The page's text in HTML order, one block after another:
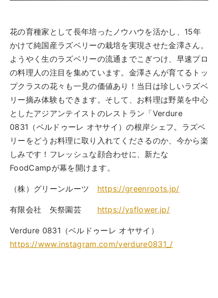
Food Camp（English）
BEST TABLE
ベストテーブル
トップ
ご予約
お問合せ
Best Table（English）
CATERING
ケータリング
トップ
実例一覧
お問合せ
花の育種家として長年培ったノウハウを活かし、15年
かけて純国産ラズベリーの栽培を実現させた金澤さん。
ようやく生のラズベリーの流通までこぎつけ、早速プロ
の料理人の注目を集めています。金澤さんが育てるトッ
プクラスの花々も一見の価値あり！当日は珍しいラズベ
リー摘み体験もできます。そして、お料理は野菜を中心
としたアジアンテイストのレストラン「Verdure
0831（ベルドゥーレ オヤサイ）の根岸シェフ。ラズベ
リーをどうお料理に取り入れてくださるのか、今から楽
しみです！フレッシュな顔合わせに、新たな
FoodCampが幕を開けます。
（株）グリーンルーツ https://greenroots.jp/
有限会社 矢祭園芸 https://ysflower.jp/
Verdure 0831（ベルドゥーレ オヤサイ）
https://www.instagram.com/verdure0831_/